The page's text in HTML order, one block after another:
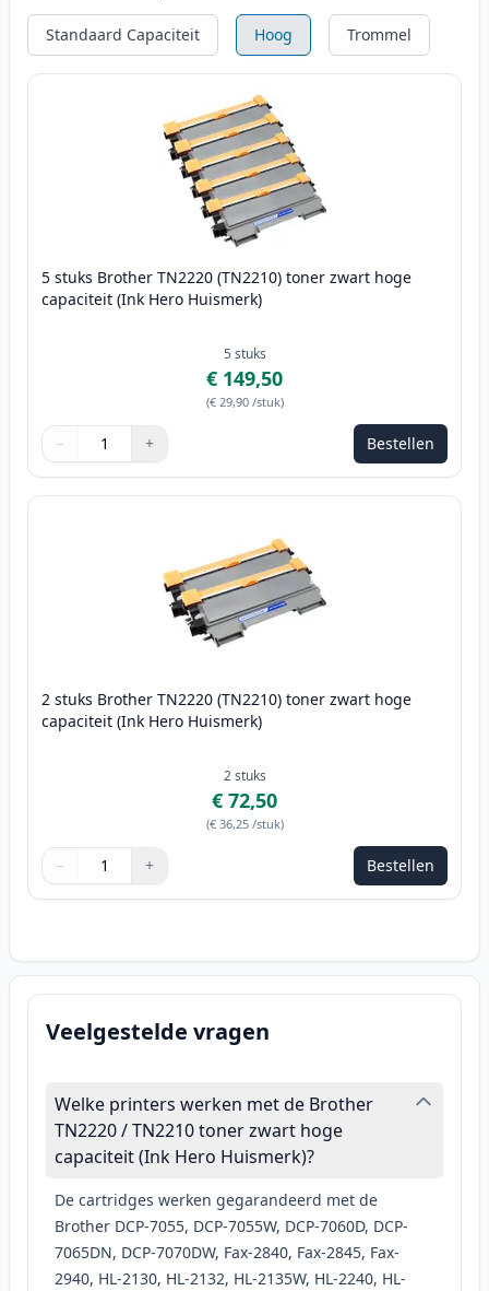
Standaard Capaciteit Hoog Trommel
5 stuks Brother TN2220 (TN2210) toner zwart hoge
capaciteit (Ink Hero Huismerk)
5 stuks
€ 149,50
(€ 29,90 /stuk)
Aantal
Gebruik de knoppen om aan te passen
− +
Aantal 1 Bestellen
2 stuks Brother TN2220 (TN2210) toner zwart hoge
capaciteit (Ink Hero Huismerk)
2 stuks
€ 72,50
(€ 36,25 /stuk)
Aantal
Gebruik de knoppen om aan te passen
− +
Aantal 1 Bestellen
Veelgestelde vragen
Welke printers werken met de Brother
TN2220 / TN2210 toner zwart hoge
capaciteit (Ink Hero Huismerk)?
De cartridges werken gegarandeerd met de
Brother DCP-7055, DCP-7055W, DCP-7060D, DCP-
7065DN, DCP-7070DW, Fax-2840, Fax-2845, Fax-
2940, HL-2130, HL-2132, HL-2135W, HL-2240, HL-